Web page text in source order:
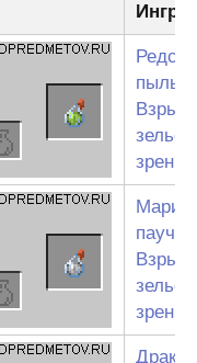
пыль
зелье
зелье